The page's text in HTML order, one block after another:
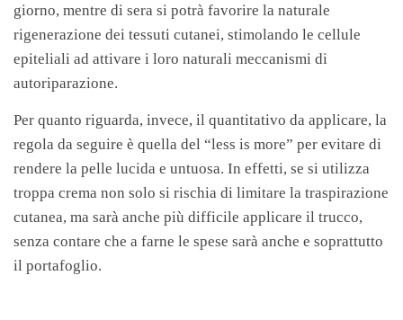
giorno, mentre di sera si potrà favorire la naturale
rigenerazione dei tessuti cutanei, stimolando le cellule
epiteliali ad attivare i loro naturali meccanismi di
autoriparazione.
Per quanto riguarda, invece, il quantitativo da applicare, la
regola da seguire è quella del “less is more” per evitare di
rendere la pelle lucida e untuosa. In effetti, se si utilizza
troppa crema non solo si rischia di limitare la traspirazione
cutanea, ma sarà anche più difficile applicare il trucco,
senza contare che a farne le spese sarà anche e soprattutto
il portafoglio.